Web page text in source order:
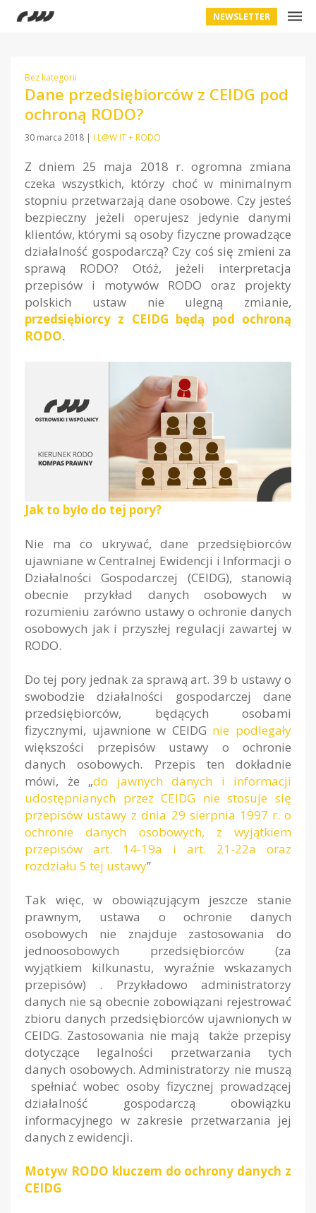
NEWSLETTER
Bez kategorii
Dane przedsiębiorców z CEIDG pod
ochroną RODO?
30 marca 2018 | I L@W IT + RODO
Z dniem 25 maja 2018 r. ogromna zmiana
czeka wszystkich, którzy choć w minimalnym
stopniu przetwarzają dane osobowe. Czy jesteś
bezpieczny jeżeli operujesz jedynie danymi
klientów, którymi są osoby fizyczne prowadzące
działalność gospodarczą? Czy coś się zmieni za
sprawą RODO? Otóż, jeżeli interpretacja
przepisów i motywów RODO oraz projekty
polskich ustaw nie ulegną zmianie,
przedsiębiorcy z CEIDG będą pod ochroną
RODO.
Jak to było do tej pory?
Nie ma co ukrywać, dane przedsiębiorców
ujawniane w Centralnej Ewidencji i Informacji o
Działalności Gospodarczej (CEIDG), stanowią
obecnie przykład danych osobowych w
rozumieniu zarówno ustawy o ochronie danych
osobowych jak i przyszłej regulacji zawartej w
RODO.
Do tej pory jednak za sprawą art. 39 b ustawy o
swobodzie działalności gospodarczej dane
przedsiębiorców, będących osobami
fizycznymi, ujawnione w CEIDG nie podlegały
większości przepisów ustawy o ochronie
danych osobowych. Przepis ten dokładnie
mówi, że „do jawnych danych i informacji
udostępnianych przez CEIDG nie stosuje się
przepisów ustawy z dnia 29 sierpnia 1997 r. o
ochronie danych osobowych, z wyjątkiem
przepisów art. 14-19a i art. 21-22a oraz
rozdziału 5 tej ustawy”
Tak więc, w obowiązującym jeszcze stanie
prawnym, ustawa o ochronie danych
osobowych nie znajduje zastosowania do
jednoosobowych przedsiębiorców (za
wyjątkiem kilkunastu, wyraźnie wskazanych
przepisów) . Przykładowo administratorzy
danych nie są obecnie zobowiązani rejestrować
zbioru danych przedsiębiorców ujawnionych w
CEIDG. Zastosowania nie mają także przepisy
dotyczące legalności przetwarzania tych
danych osobowych. Administratorzy nie muszą
spełniać wobec osoby fizycznej prowadzącej
działalność gospodarczą obowiązku
informacyjnego w zakresie przetwarzania jej
danych z ewidencji.
Motyw RODO kluczem do ochrony danych z
CEIDG